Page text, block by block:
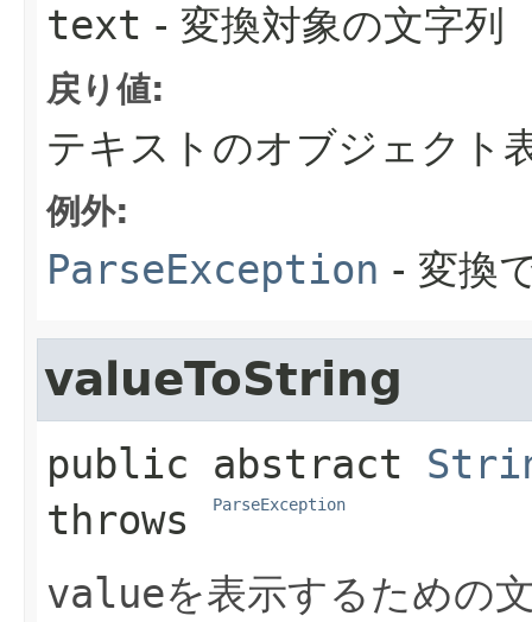
text - 変換対象の文字列
戻り値:
テキストのオブジェクト
例外:
ParseException - 変換
valueToString
public abstract
throws
ParseException
valueを表示するための